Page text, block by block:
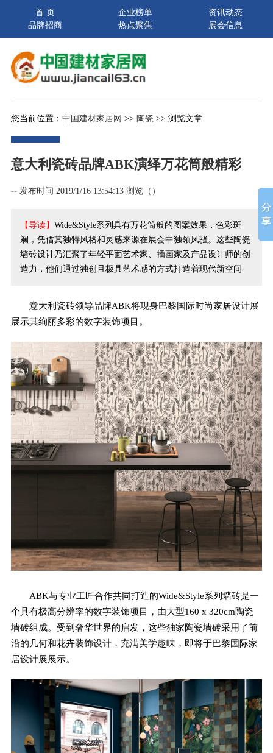
首 页 企业榜单
资讯动态
品牌招商
热点聚焦 展会信息
您当前位置： 中国建材家居网 >> 陶瓷 >> 浏览文章
意大利瓷砖品牌ABK演绎万花筒般精彩
-- 发布时间 2019/1/16 13:54:13 浏览（ ）
【导读】 Wide&Style系列具有万花筒般的图案效果，色彩斑
斓，凭借其独特风格和灵感来源在展会中独领风骚。这些陶瓷
墙砖设计乃汇聚了年轻平面艺术家、插画家及产品设计师的创
造力，他们通过独创且极具艺术感的方式打造着现代新空间
意大利瓷砖领导品牌ABK将现身巴黎国际时尚家居设计展
展示其绚丽多彩的数字装饰项目。
ABK与专业工匠合作共同打造的Wide&Style系列墙砖是一
个具有极高分辨率的数字装饰项目，由大型160 x 320cm陶瓷
墙砖组成。受到奢华世界的启发，这些独家陶瓷墙砖采用了前
沿的几何和花卉装饰设计，充满美学趣味，即将于巴黎国际家
居设计展展示。